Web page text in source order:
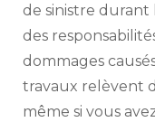
de sinistre durant
des
dommages
travaux relèvent
même si vous